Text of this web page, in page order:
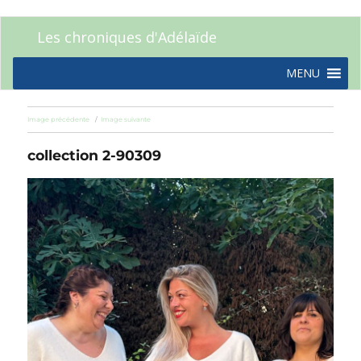
Les chroniques d'Adélaïde
MENU
Image précédente Image suivante
collection 2-90309